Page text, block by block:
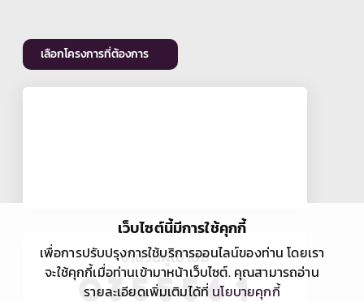
เลือกโครงการที่ต้องการ
จำนวนผู้เข้าชม
เว็บไซต์นี้มีการใช้คุกกี้
เพื่อการปรับปรุงการใช้บริการออนไลน์ของท่าน โดยเรา
จะใช้คุกกี้เมื่อท่านเข้ามาหน้าเว็บไซต์. คุณสามารถอ่าน
รายละเอียดเพิ่มเติมได้ที่ นโยบายคุกกี้